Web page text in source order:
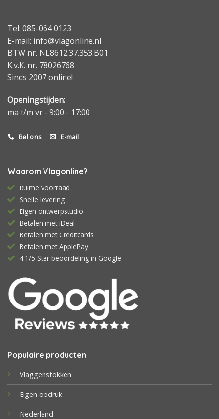
Tel: 085-064 0123
E-mail: info@vlagonline.nl
BTW nr. NL8612.37.353.B01
K.v.K. nr. 78026768
Sinds 2007 online!
Openingstijden:
ma t/m vr - 9:00 - 17:00
Bel ons E-mail
Waarom Vlagonline?
Ruime voorraad
Snelle levering
Eigen ontwerpstudio
Betalen met iDeal
Betalen met Creditcards
Betalen met ApplePay
4.1/5 Ster beoordeling in Google
Populaire producten
Vlaggenstokken
Eigen opdruk
Nederland